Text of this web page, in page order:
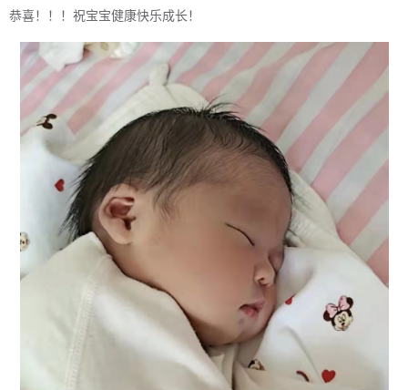
恭喜！！！祝宝宝健康快乐成长！